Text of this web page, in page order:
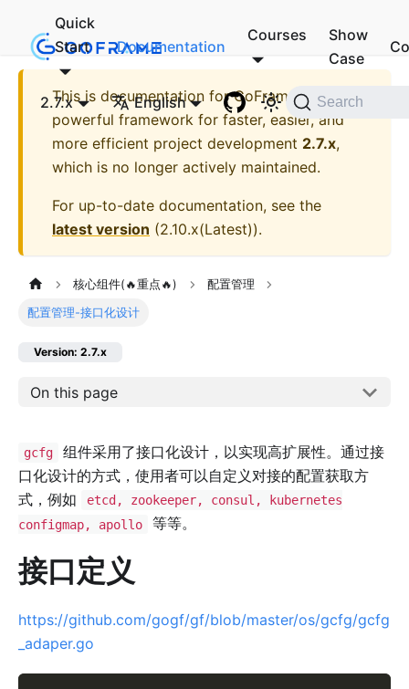
Quick
Start
Documentation
Courses
Show
Case
2.7.x English Search
This is documentation forGoFrame - A
powerful framework for faster, easier, and
more efficient project development 2.7.x,
which is no longer actively maintained.
For up-to-date documentation, see the
latest version (2.10.x(Latest)).
核心组件(🔥重点🔥) 配置管理
配置管理-接口化设计
Version: 2.7.x
On this page
gcfg
组件采用了接口化设计，以实现高扩展性。通过接
口化设计的方式，使用者可以自定义对接的配置获取方
式，例如
etcd, zookeeper, consul, kubernetes
configmap, apollo
等等。
接口定义
https://github.com/gogf/gf/blob/master/os/gcfg/gcfg
_adaper.go